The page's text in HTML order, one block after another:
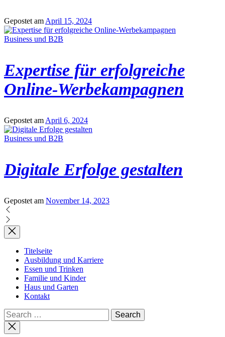
Gepostet am April 15, 2024
Business und B2B
Expertise für erfolgreiche
Online-Werbekampagnen
Gepostet am April 6, 2024
Business und B2B
Digitale Erfolge gestalten
Gepostet am November 14, 2023
Titelseite
Ausbildung und Karriere
Essen und Trinken
Familie und Kinder
Haus und Garten
Kontakt
Search
for:
Close